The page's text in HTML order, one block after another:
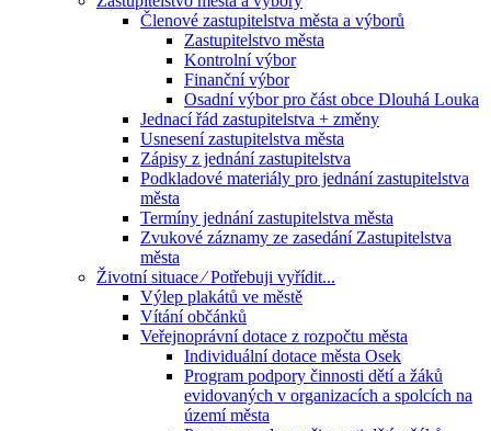
Členové zastupitelstva města a výborů
Zastupitelstvo města
Kontrolní výbor
Finanční výbor
Osadní výbor pro část obce Dlouhá Louka
Jednací řád zastupitelstva + změny
Usnesení zastupitelstva města
Zápisy z jednání zastupitelstva
Podkladové materiály pro jednání zastupitelstva
města
Termíny jednání zastupitelstva města
Zvukové záznamy ze zasedání Zastupitelstva
města
Životní situace ⁄ Potřebuji vyřídit...
Výlep plakátů ve městě
Vítání občánků
Veřejnoprávní dotace z rozpočtu města
Individuální dotace města Osek
Program podpory činnosti dětí a žáků
evidovaných v organizacích a spolcích na
území města